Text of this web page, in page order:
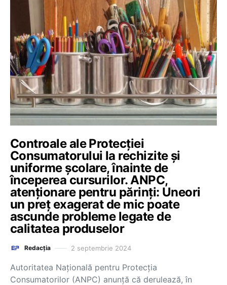
Controale ale Protecției
Consumatorului la rechizite și
uniforme școlare, înainte de
începerea cursurilor. ANPC,
atenționare pentru părinți: Uneori
un preț exagerat de mic poate
ascunde probleme legate de
calitatea produselor
Redacția 2 septembrie 2024
Autoritatea Naţională pentru Protecţia
Consumatorilor (ANPC) anunță că derulează, în